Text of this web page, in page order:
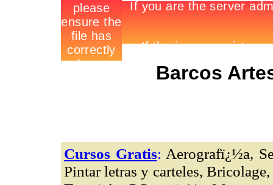
Barcos
Cursos Gratis: Aerografï¿½a,
Pintar letras y carteles,